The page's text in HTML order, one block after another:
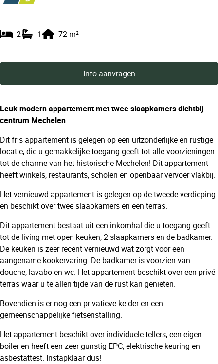
2 1 72 m²
Info aanvragen
Leuk modern appartement met twee slaapkamers dichtbij
centrum Mechelen
Dit fris appartement is gelegen op een uitzonderlijke en rustige
locatie, die u gemakkelijke toegang geeft tot alle voorzieningen
tot de charme van het historische Mechelen! Dit appartement
heeft winkels, restaurants, scholen en openbaar vervoer vlakbij.
Het vernieuwd appartement is gelegen op de tweede verdieping
en beschikt over twee slaapkamers en een terras.
Dit appartement bestaat uit een inkomhal die u toegang geeft
tot de living met open keuken, 2 slaapkamers en de badkamer.
De keuken is zeer recent vernieuwd wat zorgt voor een
aangename kookervaring. De badkamer is voorzien van
douche, lavabo en wc. Het appartement beschikt over een privé
terras waar u te allen tijde van de rust kan genieten.
Bovendien is er nog een privatieve kelder en een
gemeenschappelijke fietsenstalling.
Het appartement beschikt over individuele tellers, een eigen
boiler en heeft een zeer gunstig EPC, elektrische keuring en
asbestattest. Instapklaar dus!